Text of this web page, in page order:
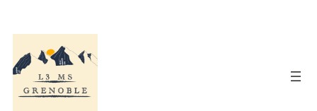
au
contenu